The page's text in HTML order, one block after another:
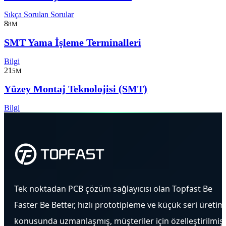
Sıkça Sorulan Sorular
88M
SMT Yama İşleme Terminalleri
Bilgi
21 5M
Yüzey Montaj Teknolojisi (SMT)
Bilgi
Tek noktadan PCB çözüm sağlayıcısı olan Topfast Be
Faster Be Better, hızlı prototipleme ve küçük seri üretim
konusunda uzmanlaşmış, müşteriler için özelleştirilmiş